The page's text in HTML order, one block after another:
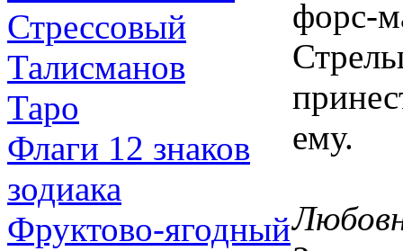
Стрессовый
Талисманов
Таро
Флаги 12 знаков
зодиака
Фруктово-ягодный
форс-
ему.